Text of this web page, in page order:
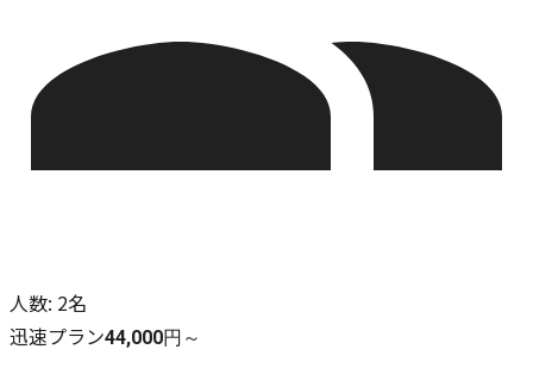
人数: 2名
迅速プラン44,000円～